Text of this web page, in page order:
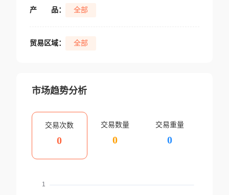
产 品： 全部
贸易区域： 全部
市场趋势分析
交易次数
0
交易数量
0
交易重量
0